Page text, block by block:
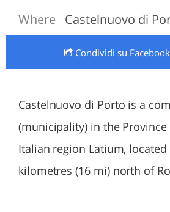
Where Castelnuovo di
Condividi su Facebook
Castelnuovo di Porto is a
(municipality) in the
Italian region Latium,
kilometres (16 mi) north of